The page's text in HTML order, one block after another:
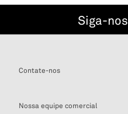
Siga-nos
Contate-nos
Nossa equipe comercial